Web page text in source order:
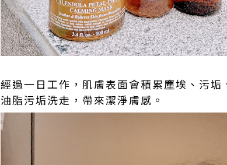
經過一日工作，肌膚表面會積累塵埃、污
油脂污垢洗走，帶來潔淨膚感。